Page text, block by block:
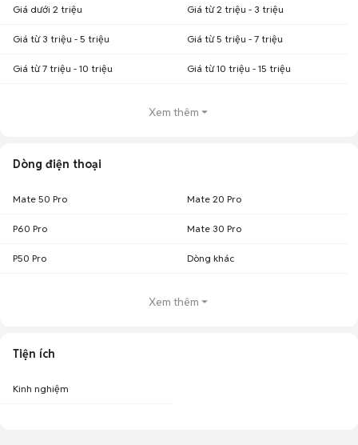
Giá dưới 2 triệu Giá từ 2 triệu - 3 triệu
Giá từ 3 triệu - 5 triệu Giá từ 5 triệu - 7 triệu
Giá từ 7 triệu - 10 triệu Giá từ 10 triệu - 15 triệu
Xem thêm
Dòng điện thoại
Mate 50 Pro Mate 20 Pro
P60 Pro Mate 30 Pro
P50 Pro Dòng khác
Xem thêm
Tiện ích
Kinh nghiệm